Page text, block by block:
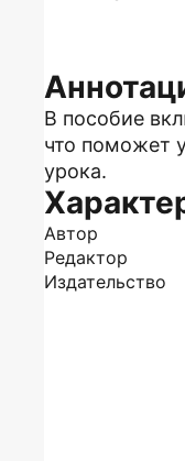
В пособие
что поможет
урока.
Автор
Редактор
Издательство